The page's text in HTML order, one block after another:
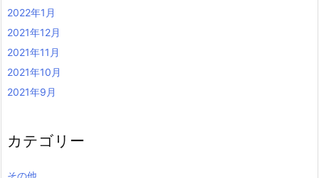
2022年1月
2021年12月
2021年11月
2021年10月
2021年9月
カテゴリー
その他